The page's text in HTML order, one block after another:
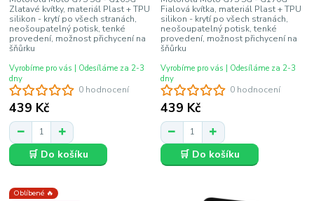
0 hodnocení
Zlatavé kvítky, materiál Plast + TPU
silikon - krytí po všech stranách,
neošoupatelný potisk, tenké
provedení, možnost přichycení na
šňůrku
439 Kč
Vyrobíme pro vás | Odesíláme za 2-3
dny
🛒 Do košíku
0 hodnocení
Fialová kvítka, materiál Plast + TPU
silikon - krytí po všech stranách,
neošoupatelný potisk, tenké
provedení, možnost přichycení na
šňůrku
439 Kč
Vyrobíme pro vás | Odesíláme za 2-3
dny
🛒 Do košíku
Oblíbené 🔥